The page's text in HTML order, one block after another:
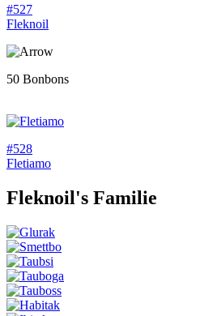
#527
Fleknoil
50 Bonbons
#528
Fletiamo
Fleknoil's Familie